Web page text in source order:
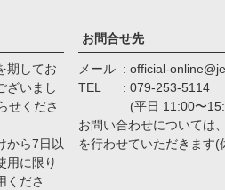
期してお
ざいまし
せくださ
から7日以
用に限り
くださ
お問合せ先
メール
official-
TEL
079-253-5114
(平日 11:00〜
お問い合わせについては
を行わせていただきます(